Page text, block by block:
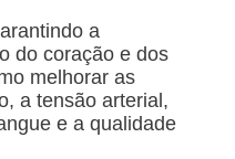
a
do coração e dos
melhorar as
a tensão arterial,
e a qualidade